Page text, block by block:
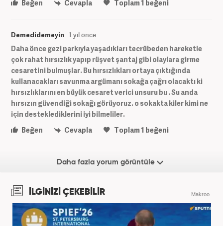
Beğen Cevapla Toplam1 beğeni
Demedidemeyin 1 yıl önce
Daha önce gezi parkıyla yaşadıkları tecrübeden hareketle
çok rahat hırsızlık yapıp rüşvet şantaj gibi olaylara girme
cesaretini bulmuşlar. Bu hırsızlıkları ortaya çıktığında
kullanacakları savunma argümanı sokağa çağrı olacaktı ki
hırsızlıklarını en büyük cesaret verici unsuru bu . Su anda
hırsızın güvendiği sokağı görüyoruz. o sokakta kiler kimi ne
için desteklediklerini iyi bilmeliler.
Beğen
Cevapla Toplam1 beğeni
Daha fazla yorum görüntüle
İLGİNİZİ ÇEKEBİLİR Makroo